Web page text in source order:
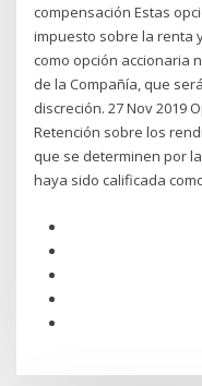
compensación Estas
impuesto sobre la renta
como opción accionaria
de la Compañía, que
discreción. 27 Nov 2019
Retención sobre los
que se determinen por
haya sido calificada